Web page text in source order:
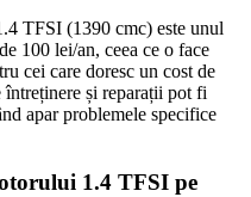
TFSI (1390 cmc) este unul
100 lei/an, ceea ce o face
cei care doresc un cost de
și reparații pot fi
apar problemele specifice
1.4 TFSI pe